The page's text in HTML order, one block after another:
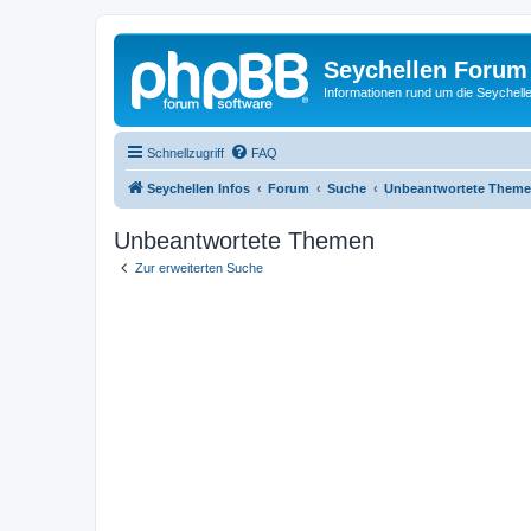
Seychellen Forum
Informationen rund um die
Schnellzugriff FAQ
Seychellen Infos Forum Suche Unbeantwortete
Unbeantwortete Themen
Zur erweiterten Suche